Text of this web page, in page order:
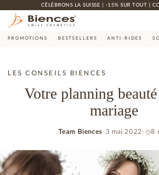
CÉLÉBRONS LA SUISSE | -15% SUR TOUT |
PROMOTIONS BESTSELLERS ANTI-RIDES
LES CONSEILS BIENCES
Votre planning
mariage
Team Biences 3 mai 2022 8